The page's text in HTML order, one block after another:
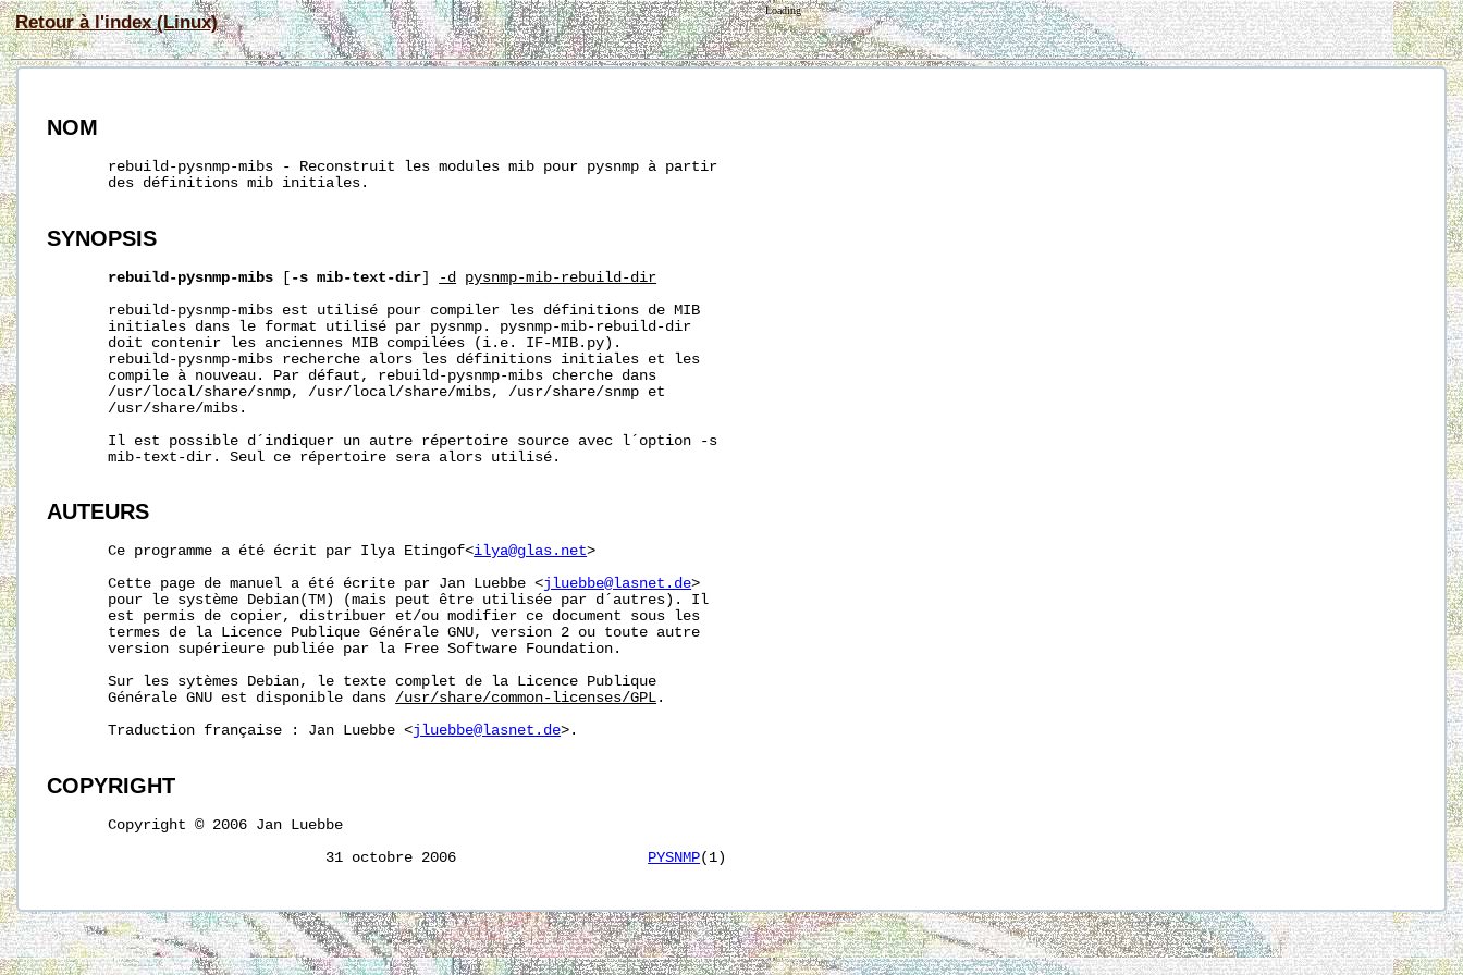
Retour à l'index (Linux)
Loading
NOM
       rebuild-pysnmp-mibs - Reconstruit les modules mib pour pysnmp à partir
       des définitions mib initiales.
SYNOPSIS
rebuild-pysnmp-mibs [ -s mib-text-dir] -d
pysnmp-mib-rebuild-dir
       rebuild-pysnmp-mibs est utilisé pour compiler les définitions de MIB
       initiales dans le format utilisé par pysnmp. pysnmp-mib-rebuild-dir
       doit contenir les anciennes MIB compilées (i.e. IF-MIB.py).
       rebuild-pysnmp-mibs recherche alors les définitions initiales et les
       compile à nouveau. Par défaut, rebuild-pysnmp-mibs cherche dans
       /usr/local/share/snmp, /usr/local/share/mibs,
/usr/share/snmp et
       /usr/share/mibs.
       Il est possible d´indiquer un autre répertoire source avec l´option -s
       mib-text-dir. Seul ce répertoire sera alors utilisé.
AUTEURS
       Ce programme a été écrit par Ilya Etingof<
ilya@glas.net>
       Cette page de manuel a été écrite par Jan Luebbe <
jluebbe@lasnet.de>
       pour le système Debian(TM) (mais peut être utilisée par d´autres). Il
       est permis de copier, distribuer et/ou modifier ce document sous les
       termes de la Licence Publique Générale GNU, version 2 ou toute autre
       version supérieure publiée par la Free Software Foundation.
       Sur les sytèmes Debian, le texte complet de la Licence Publique
       Générale GNU est disponible dans
/usr/share/common-licenses/GPL .
       Traduction française : Jan Luebbe <
jluebbe@lasnet.de>.
COPYRIGHT
       Copyright © 2006 Jan Luebbe
                                31 octobre 2006
PYSNMP